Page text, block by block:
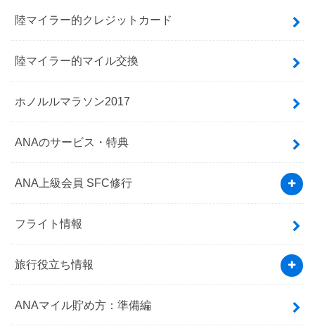
陸マイラー的クレジットカード
陸マイラー的マイル交換
ホノルルマラソン2017
ANAのサービス・特典
ANA上級会員 SFC修行
フライト情報
旅行役立ち情報
ANAマイル貯め方：準備編